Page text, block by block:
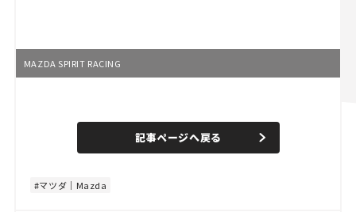
MAZDA SPIRIT RACING
n
e
d
記事ページへ戻る
マツダ｜Mazda